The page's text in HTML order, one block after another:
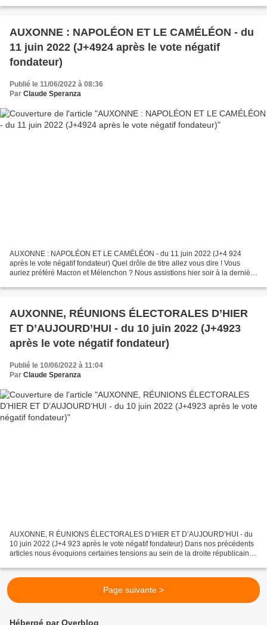
AUXONNE : NAPOLÉON ET LE CAMÉLÉON - du
11 juin 2022 (J+4924 après le vote négatif
fondateur)
Publié le 11/06/2022 à 08:36
Par Claude Speranza
AUXONNE : NAPOLÉON ET LE CAMÉLÉON - du 11 juin 2022 (J+4 924
après le vote négatif fondateur) Quel drôle de titre allez vous dire ! Vous
auriez préféré Macron et Mélenchon ? Nous assistions hier soir à la dernière
AUXONNE, RÉUNIONS ÉLECTORALES D’HIER
ET D’AUJOURD’HUI - du 10 juin 2022 (J+4923
après le vote négatif fondateur)
Publié le 10/06/2022 à 11:04
Par Claude Speranza
AUXONNE, R ÉUNIONS ÉLECTORALES D’HIER ET D’AUJOURD’HUI - du
10 juin 2022 (J+4 923 après le vote négatif fondateur) Dans nos précédents
articles nous évoquions certaines tensions au sein de la droite républicaine
Page suivante >
Hébergé par Overblog